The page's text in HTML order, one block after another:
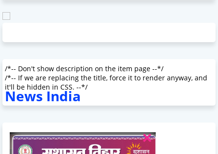
/*-- Don't show description on the item page --*/
/*-- If we are replacing the title, force it to render anyway, and
it'll be hidden in CSS. --*/
News India